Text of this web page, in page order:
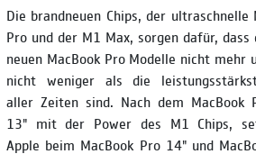
Die brandneuen Chips, der ultraschnelle
Pro und der M1 Max, sorgen dafür, dass
neuen MacBook Pro Modelle nicht mehr
nicht weniger als die
aller Zeiten sind. Nach dem MacBook
13" mit der Power des M1 Chips,
Apple beim MacBook Pro 14" und